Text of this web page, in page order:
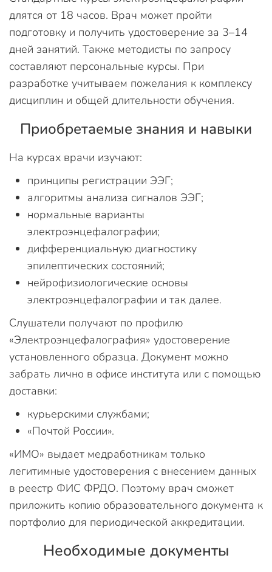
длятся от 18 часов. Врач может пройти
подготовку и получить удостоверение за 3–14
дней занятий. Также методисты по запросу
составляют персональные курсы. При
разработке учитываем пожелания к комплексу
дисциплин и общей длительности обучения.
Приобретаемые знания и навыки
На курсах врачи изучают:
принципы регистрации ЭЭГ;
алгоритмы анализа сигналов ЭЭГ;
нормальные варианты
электроэнцефалографии;
дифференциальную диагностику
эпилептических состояний;
нейрофизиологические основы
электроэнцефалографии и так далее.
Слушатели получают по профилю
«Электроэнцефалография» удостоверение
установленного образца. Документ можно
забрать лично в офисе института или с помощью
доставки:
курьерскими службами;
«Почтой России».
«ИМО» выдает медработникам только
легитимные удостоверения с внесением данных
в реестр ФИС ФРДО. Поэтому врач сможет
приложить копию образовательного документа к
портфолио для периодической аккредитации.
Необходимые документы